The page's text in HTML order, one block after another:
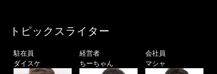
トピックスライター
駐在員
ダイスケ
経営者
ちーちゃん
会社員
マシャ